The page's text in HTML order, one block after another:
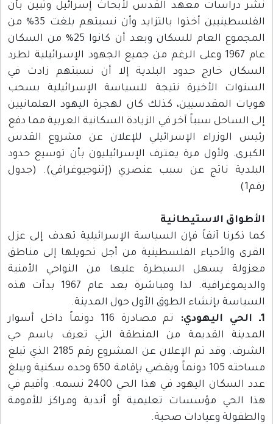
نشر دراسات معهد القدس لأبحاث إسرائيل وتبين بأن
الفلسطينيين أخذوا بالتزايد وأن نسبتهم بلغت 35% من
المجموع العام للسكان وبعد أن كانوا 25% من السكان
عام 1967 وعلى الرغم من جميع الجهود الإسرائيلية لطرد
السكان خارج حدود البلدية إلا أن نسبتهم زادت في
السنوات الأخيرة نتيجة للسياسة الإسرائيلية بسحب
هويات المقدسيين، كذلك كان لهجرة اليهود العلمانيين
إلى الساحل سبباً آخر في الزيادة السكانية العربية مما دفع
رئيس الوزراء الإسرائيلي للإعلان عن مشروع القدس
الكبرى. ولأول مرة يعترف الإسرائيليون بأن توسيع حدود
البلدية ناتج عن سبب عنصري (إثنوجيوغرافي). (جدول
رقم1)
الأطواق الاستيطانية
كما ذكرنا آنفاً فإن السياسة الإسرائيلية تهدف إلى عزل
القرى والأحياء الفلسطينية من أجل تحويلها إلى مناطق
معزولة يسهل السيطرة عليها من النواحي الأمنية
والديموغرافية. لذا ومباشرة بعد عام 1967 بدأت هذه
السياسة بإنشاء الطوق الأول حول المدينة.
1ـ الحي اليهودي:
تم مصادرة 116 دونماً داخل أسوار
المدينة القديمة من المنطقة التي تعرف باسم حي
الشرف. وقد تم الإعلان عن المشروع رقم 2185 الذي تبلغ
مساحته 105 دونماً ويقضي بإقامة 650 وحده سكنية ويبلغ
عدد السكان اليهود في هذا الحي 2400 نسمه. وأقيم في
هذا الحي مؤسسات تعليمية أو أندية ومراكز للأمومة
والطفولة وعيادات صحية.